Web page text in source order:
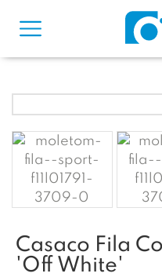
Casaco Fila
'Off White'